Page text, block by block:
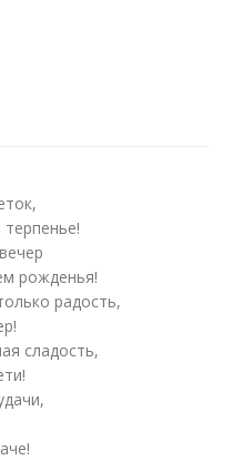
рожденья!
радость,
сладость,